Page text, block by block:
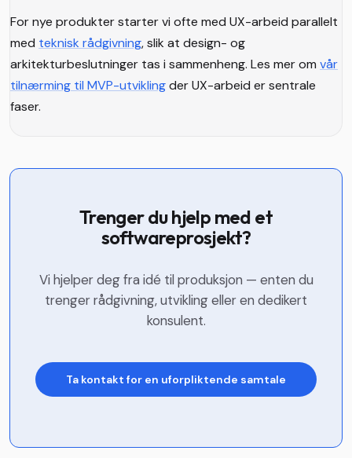
For nye produkter starter vi ofte med UX-arbeid parallelt
med teknisk rådgivning, slik at design- og
arkitekturbeslutninger tas i sammenheng. Les mer om vår
tilnærming til MVP-utviklingder UX-arbeid er sentrale
faser.
Trenger du hjelp med et
softwareprosjekt?
Vi hjelper deg fra idé til produksjon — enten du
trenger rådgivning, utvikling eller en dedikert
konsulent.
Ta kontakt for en uforpliktende samtale